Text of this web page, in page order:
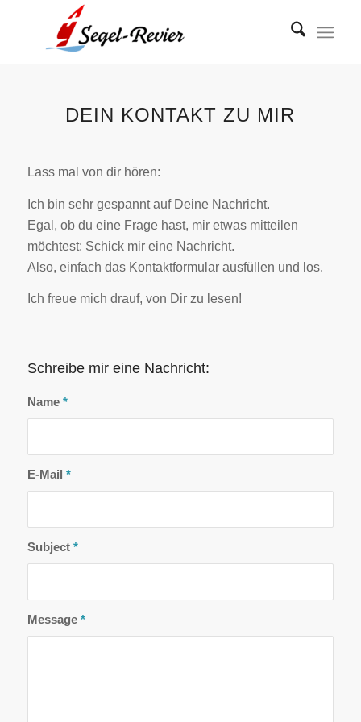
DEIN KONTAKT ZU MIR
Lass mal von dir hören:
Ich bin sehr gespannt auf Deine Nachricht.
Egal, ob du eine Frage hast, mir etwas mitteilen
möchtest: Schick mir eine Nachricht.
Also, einfach das Kontaktformular ausfüllen und los.
Ich freue mich drauf, von Dir zu lesen!
Schreibe mir eine Nachricht:
Name *
E-Mail *
Subject *
Message *